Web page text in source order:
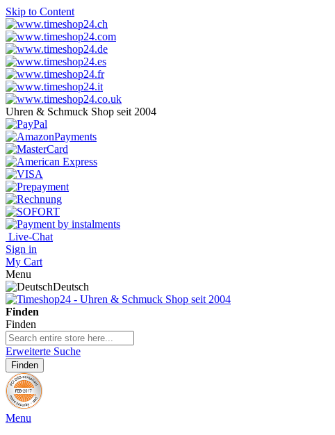
Skip to Content
Uhren & Schmuck Shop seit 2004
Live-Chat
Sign in
My Cart
Menu
Deutsch
Finden
Finden
Erweiterte Suche
Finden
Menu